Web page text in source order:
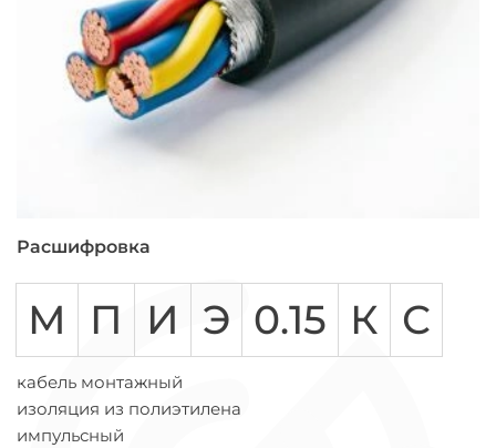
Расшифровка
М П И Э 0.15 К С
кабель монтажный
изоляция из полиэтилена
импульсный